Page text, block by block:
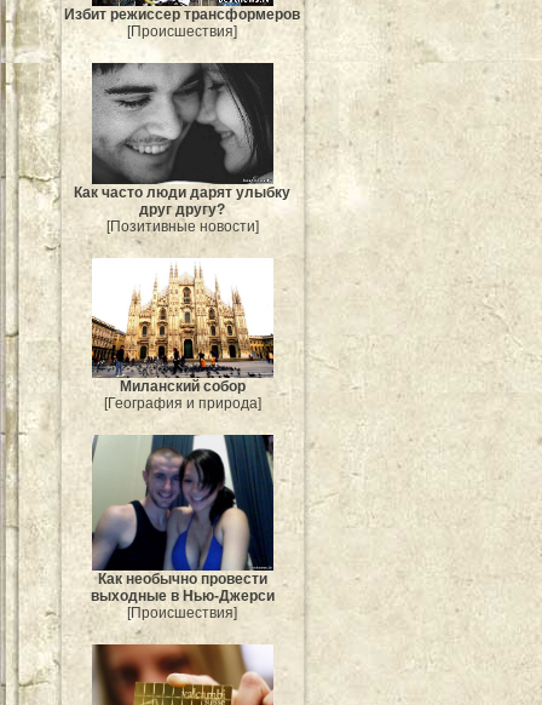
Избит режиссер трансформеров
[Происшествия]
Как часто люди дарят улыбку
друг другу?
[Позитивные новости]
Миланский собор
[География и природа]
Как необычно провести
выходные в Нью-Джерси
[Происшествия]